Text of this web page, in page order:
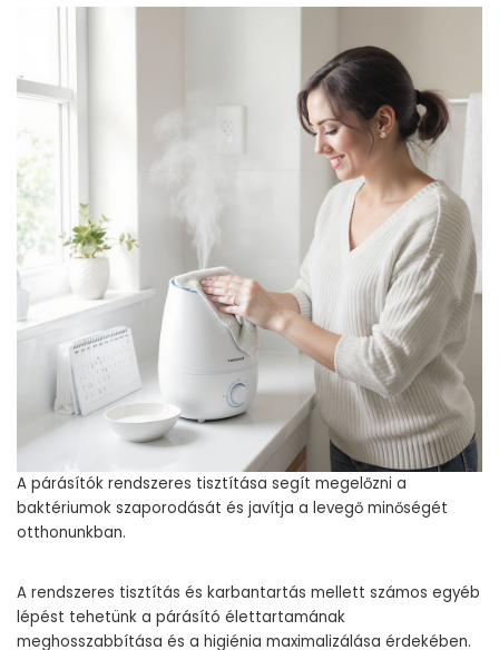
A párásítók rendszeres tisztítása segít megelőzni a
baktériumok szaporodását és javítja a levegő minőségét
otthonunkban.
A rendszeres tisztítás és karbantartás mellett számos egyéb
lépést tehetünk a párásító élettartamának
meghosszabbítása és a higiénia maximalizálása érdekében.